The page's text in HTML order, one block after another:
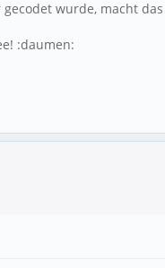
wurde, macht
:daumen: